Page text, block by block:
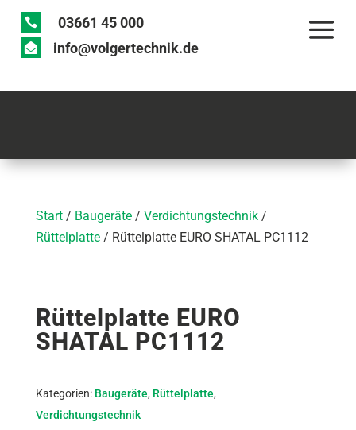
 03661 45 000
 info@volgertechnik.de
Start/ Baugeräte/ Verdichtungstechnik/
Rüttelplatte/ Rüttelplatte EURO SHATAL PC1112
Rüttelplatte EURO
SHATAL PC1112
Kategorien: Baugeräte, Rüttelplatte,
Verdichtungstechnik